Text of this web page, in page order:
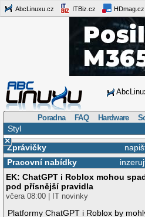
AbcLinuxu.cz ITBiz.cz HDmag.cz
Poradna FAQ Hardware
Styl
×
Zprávičky
Pracovní nabídky
EK: ChatGPT i Roblox mohou
pod přísnější pravidla
včera 08:00 | IT novinky
Platformy ChatGPT i Roblox by